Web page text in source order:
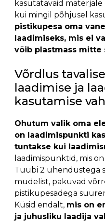
kasutatavaid materjale
kui mingil põhjusel
pistikupesa oma
laadimiseks, mis ei
võib plastmass mitte
Võrdlus
laadimise ja
kasutamise
Ohutum valik oma
on laadimispunkti
tuntakse kui
laadimispunktid, mis
Tüübi 2 ühendustega
mudelist, pakuvad
pistikupesadega
Küsid endalt, mis on
ja juhusliku laadija